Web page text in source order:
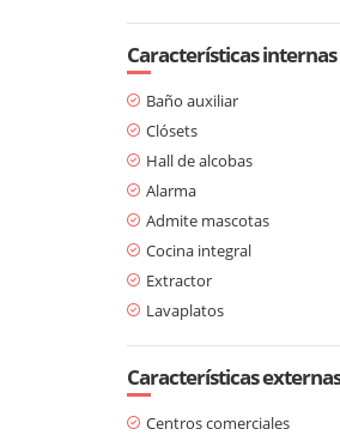
Características internas
Baño auxiliar
Clósets
Hall de alcobas
Alarma
Admite mascotas
Cocina integral
Extractor
Lavaplatos
Características externas
Centros comerciales